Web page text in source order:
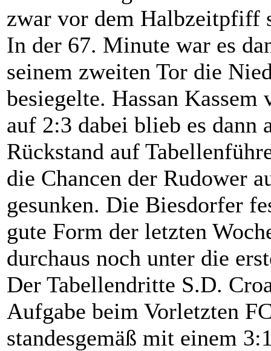
zwar vor dem Halbzeitpfiff
In der 67. Minute war es
seinem zweiten Tor die
besiegelte. Hassan
auf 2:3 dabei blieb es dann
Rückstand auf
die Chancen der Rudower
gesunken. Die Biesdorfer
gute Form der letzten
durchaus noch unter die
Der Tabellendritte S.D.
Aufgabe beim Vorletzten
standesgemäß mit einem